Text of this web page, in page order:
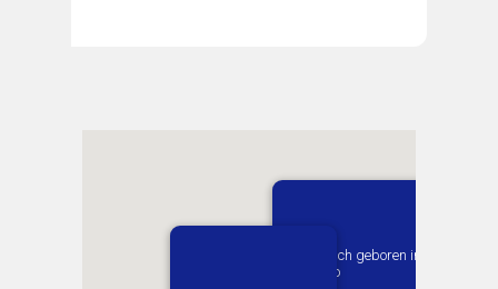
Vermutlich geboren in
Opoczno